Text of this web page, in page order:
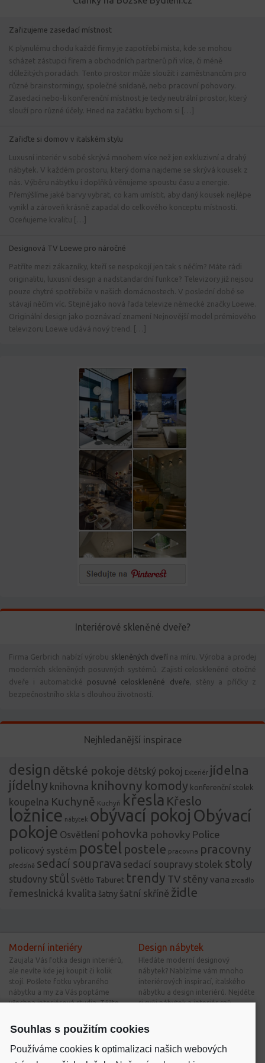
Zařizujeme zasedací místnost
K plynulému chodu každé firmy je zapotřebí místa, kde se mohou
scházet zástupci firem a obchodních partnerů při více, či méně
důležitých poradách. Tento prostor může sloužit i zaměstnancům pro
různé brainstormingy, společné snídaně, nebo pracovní pohovory.
Zasedací nebo-li konferenční místnost je tedy neutrální prostor, který
slouží pro různé účely. Hned na začátku bychom si […]
Zařiďte si domov v italském stylu
Luxusní interiér v sobě skrývá mnohem více než jen exkluzivní a drahý
nábytek. V každém prostoru, který doma najdeme se skrývá kousek z
nás. Výběru nábytku i doplňků věnujeme spoustu času a energie.
Přemýšlíme jaké barvy vybrat, co kam umístit, aby daný kousek nejlépe
vynikl a zároveň krásně zapadal do celkového konceptu místnosti.
Oceňujeme kvalitu […]
Designová TV Loewe pro náročné
Patříte mezi zákazníky, kteří se nespokojí jen tak s něčím? Máte rádi
originalitu, luxusní design a nadstandardní funkce? Televizory již nejsou
pouze chytré spotřebiče v našich domácnostech. V poslední době se
stávají něčím víc. Stejně jako nová řada televize německé značky Loewe.
Originální design jako poznávací znamení Nejnovější model prémiového
televizoru Loewe udává nový trend. […]
Interiérové skleněné dveře?
Firma Gerbrich nabízí výrobu skleněných dveří na míru. Výroba a prodej
moderních skleněných posuvných systémů. Zajistí celoskleněné otočné
dveře i automatické posuvné celoskleněné dveře , stěny a příčky z
bezpečnostního skla s dlouhou životností.
Nejhledanější inspirace
design dětské pokoje dětský pokoj Exteriér jídelna
jídelny knihovna knihovny komody konferenční stolek
koupelna Kuchyně Kuchyň křesla Křeslo
ložnice nábytek obývací pokoj Obývací
pokoje Osvětlení pohovka pohovky Police
policový systém postel postele pracovna pracovny
předsíně sedací souprava sedací soupravy stolek stoly
studovny stůl Světlo Taburet trendy TV stěny vana zrcadlo
řemeslnická kvalita šatny šatní skříně židle
Moderní interiéry
Zaujala Vás fotka design interiérů,
ale nevíte kde jej koupit či kolik
stojí. Pošlete fotku vybraného
nábytku a my za Vás poptáme
všechna interiérová studia. Těšte
Design nábytek
Hledáte moderní designový
nábytek? Nabízíme vám mnoho
interiérových inspirací, italského
nábytku a design interiérů. Nejděte
si svůj nábytek a interiér snů.
Nové bytové inspirace Interiérové inspirace
Souhlas s použitím cookies
Používáme cookies k optimalizaci našich webových